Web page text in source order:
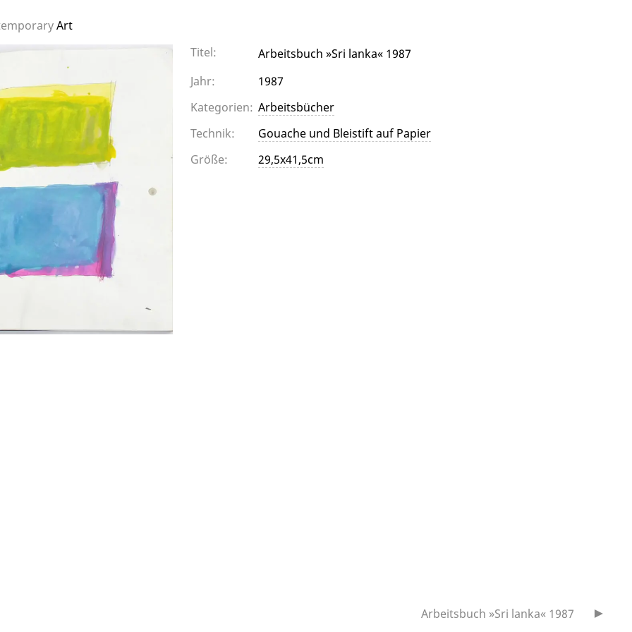
Art
Titel:
Arbeitsbuch »Sri lanka« 1987
Jahr:
1987
Kategorien: Arbeitsbücher
Technik:
Gouache und Bleistift auf Papier
Größe:
29,5x41,5cm
Arbeitsbuch »Sri lanka« 1987